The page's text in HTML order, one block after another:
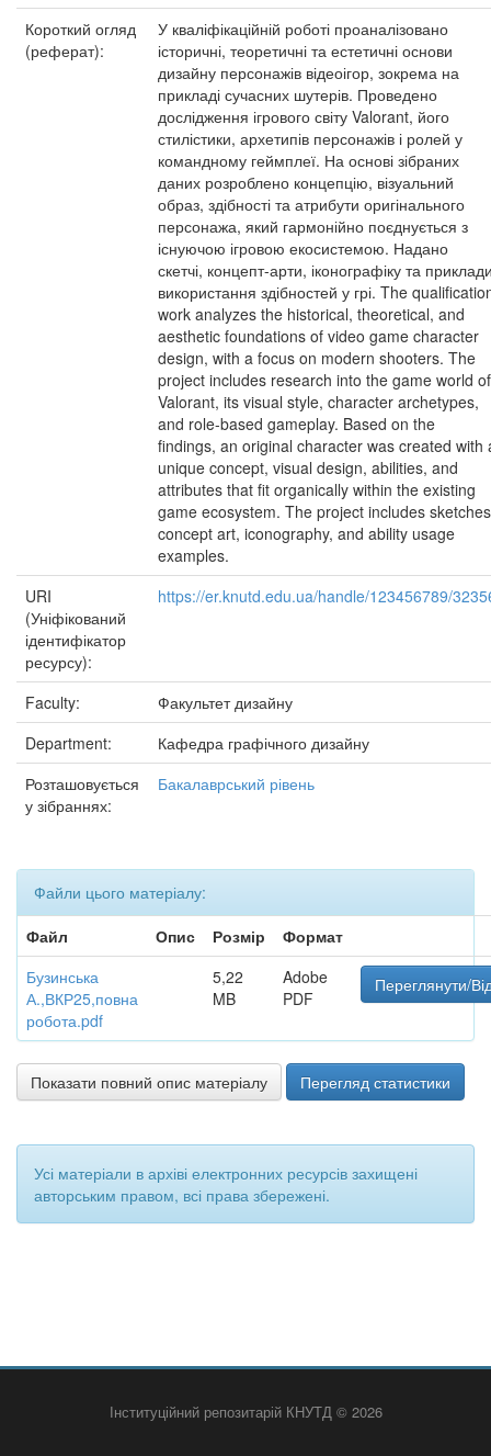
Короткий огляд
(реферат):
У кваліфікаційній роботі проаналізовано
історичні, теоретичні та естетичні основи
дизайну персонажів відеоігор, зокрема на
прикладі сучасних шутерів. Проведено
дослідження ігрового світу Valorant, його
стилістики, архетипів персонажів і ролей у
командному геймплеї. На основі зібраних
даних розроблено концепцію, візуальний
образ, здібності та атрибути оригінального
персонажа, який гармонійно поєднується з
існуючою ігровою екосистемою. Надано
скетчі, концепт-арти, іконографіку та
використання здібностей у грі. The
work analyzes the historical, theoretical, and
aesthetic foundations of video game character
design, with a focus on modern shooters. The
project includes research into the game world of
Valorant, its visual style, character archetypes,
and role-based gameplay. Based on the
findings, an original character was created with
unique concept, visual design, abilities, and
attributes that fit organically within the existing
game ecosystem. The project includes
concept art, iconography, and ability usage
examples.
URI
(Уніфікований
ідентифікатор
ресурсу):
https://er.knutd.edu.ua/handle/123456789/
Faculty:
Факультет дизайну
Department:
Кафедра графічного дизайну
Розташовується
у зібраннях:
Бакалаврський рівень
Файли цього матеріалу:
Файл
Опис Розмір
Формат
Бузинська
А.,ВКР25,повна
робота.pdf
5,22
MB
Adobe
PDF
Переглянути/
Показати повний опис матеріалу Перегляд статистики
Усі матеріали в архіві електронних ресурсів захищені
авторським правом, всі права збережені.
Інституційний репозитарій КНУТД © 2026